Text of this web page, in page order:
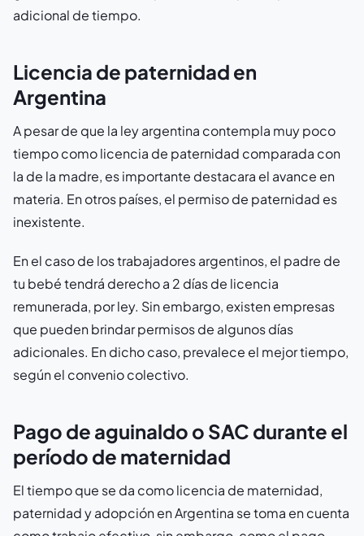
adicional de tiempo.
Licencia de paternidad en
Argentina
A pesar de que la ley argentina contempla muy poco
tiempo como licencia de paternidad comparada con
la de la madre, es importante destacara el avance en
materia. En otros países, el permiso de paternidad es
inexistente.
En el caso de los trabajadores argentinos, el padre de
tu bebé tendrá derecho a 2 días de licencia
remunerada, por ley. Sin embargo, existen empresas
que pueden brindar permisos de algunos días
adicionales. En dicho caso, prevalece el mejor tiempo,
según el convenio colectivo.
Pago de aguinaldo o SAC durante el
período de maternidad
El tiempo que se da como licencia de maternidad,
paternidad y adopción en Argentina se toma en cuenta